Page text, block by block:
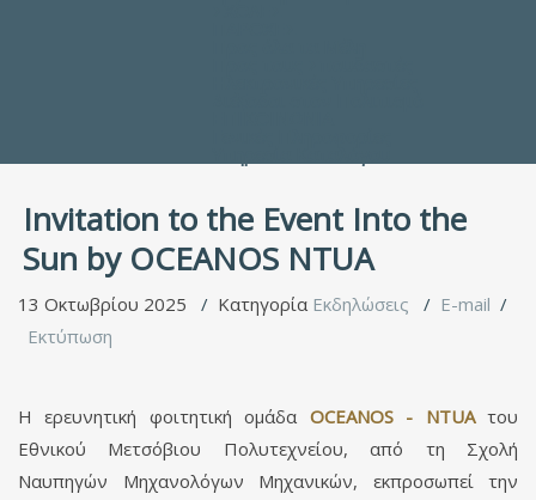
Invitation to the Event Into the
Sun by OCEANOS NTUA
13 Οκτωβρίου 2025 Κατηγορία Εκδηλώσεις
E-mail
Εκτύπωση
Η ερευνητική φοιτητική ομάδα OCEANOS - NTUAτου
Εθνικού Μετσόβιου Πολυτεχνείου, από τη Σχολή
Ναυπηγών Μηχανολόγων Μηχανικών, εκπροσωπεί την